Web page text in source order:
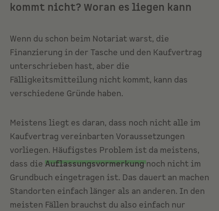
kommt nicht? Woran es liegen kann
Wenn du schon beim Notariat warst, die
Finanzierung in der Tasche und den Kaufvertrag
unterschrieben hast, aber die
Fälligkeitsmitteilung nicht kommt, kann das
verschiedene Gründe haben.
Meistens liegt es daran, dass noch nicht alle im
Kaufvertrag vereinbarten Voraussetzungen
vorliegen. Häufigstes Problem ist da meistens,
dass die Auflassungsvormerkung noch nicht im
Grundbuch eingetragen ist. Das dauert an machen
Standorten einfach länger als an anderen. In den
meisten Fällen brauchst du also einfach nur